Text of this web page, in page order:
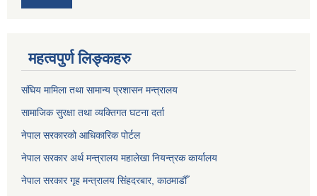
महत्वपुर्ण लिङ्कहरु
संघिय मामिला तथा सामान्य प्रशासन मन्त्रालय
सामाजिक सुरक्षा तथा व्यक्तिगत घटना दर्ता
नेपाल सरकारको आधिकारिक पोर्टल
नेपाल सरकार अर्थ मन्त्रालय महालेखा नियन्त्रक कार्यालय
नेपाल सरकार गृह मन्त्रालय सिंहदरबार, काठमाडौँ